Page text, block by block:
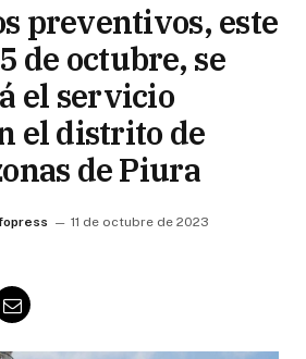
preventivos, este
de octubre, se
el servicio
el distrito de
de Piura
11 de octubre de 2023